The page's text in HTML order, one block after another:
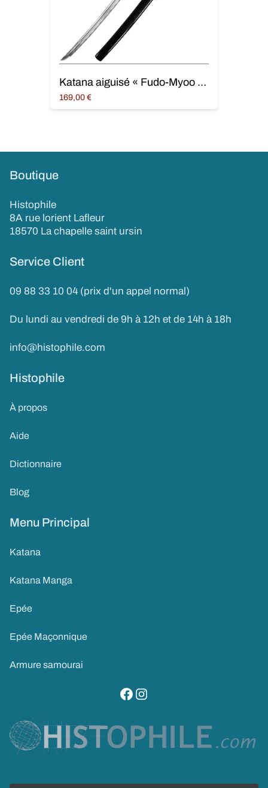
Katana aiguisé « Fudo-Myoo », Maru 1045
169,00 €
Lire la suite
Boutique
Histophile
8A rue lorient Lafleur
18570 La chapelle saint ursin
Service Client
09 88 33 10 04 (prix d'un appel normal)
Du lundi au vendredi de 9h à 12h et de 14h à 18h
info@histophile.com
Histophile
À propos
Aide
Dictionnaire
Blog
Menu Principal
Katana
Katana Manga
Epée
Epée Maçonnique
Armure samourai
visitez notre page facebook
suivez notre compte instagram